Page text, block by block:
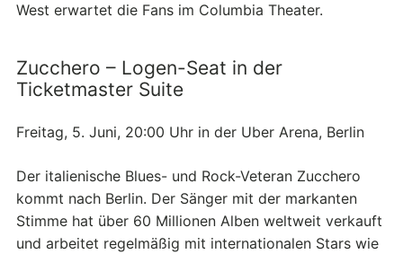
West erwartet die Fans im Columbia Theater.
Zucchero – Logen-Seat in der
Ticketmaster Suite
Freitag, 5. Juni, 20:00 Uhr in der Uber Arena, Berlin
Der italienische Blues- und Rock-Veteran Zucchero
kommt nach Berlin. Der Sänger mit der markanten
Stimme hat über 60 Millionen Alben weltweit verkauft
und arbeitet regelmäßig mit internationalen Stars wie